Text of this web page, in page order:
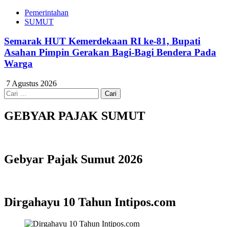
Pemerintahan
SUMUT
Semarak HUT Kemerdekaan RI ke-81, Bupati
Asahan Pimpin Gerakan Bagi-Bagi Bendera Pada
Warga
7 Agustus 2026
Cari
untuk:
GEBYAR PAJAK SUMUT
Gebyar Pajak Sumut 2026
Dirgahayu 10 Tahun Intipos.com